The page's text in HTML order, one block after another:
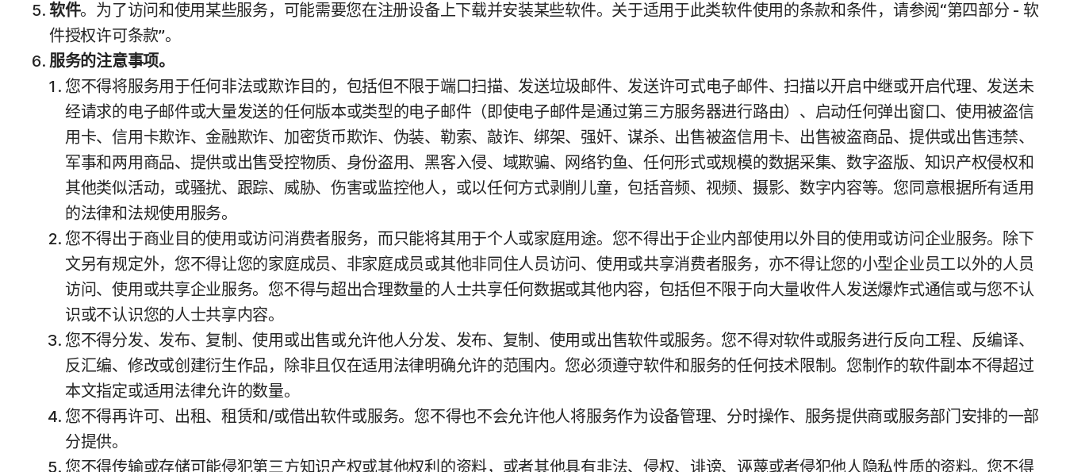
软件。为了访问和使用某些服务，可能需要您在注册设备上下载并安装某些软件。关于适用于此类软件使用的条款和条件，请参阅“第四部分 - 软
件授权许可条款”。
服务的注意事项。
您不得将服务用于任何非法或欺诈目的，包括但不限于端口扫描、发送垃圾邮件、发送许可式电子邮件、扫描以开启中继或开启代理、发送未
经请求的电子邮件或大量发送的任何版本或类型的电子邮件（即使电子邮件是通过第三方服务器进行路由）、启动任何弹出窗口、使用被盗信
用卡、信用卡欺诈、金融欺诈、加密货币欺诈、伪装、勒索、敲诈、绑架、强奸、谋杀、出售被盗信用卡、出售被盗商品、提供或出售违禁、
军事和两用商品、提供或出售受控物质、身份盗用、黑客入侵、域欺骗、网络钓鱼、任何形式或规模的数据采集、数字盗版、知识产权侵权和
其他类似活动，或骚扰、跟踪、威胁、伤害或监控他人，或以任何方式剥削儿童，包括音频、视频、摄影、数字内容等。您同意根据所有适用
的法律和法规使用服务。
您不得出于商业目的使用或访问消费者服务，而只能将其用于个人或家庭用途。您不得出于企业内部使用以外目的使用或访问企业服务。除下
文另有规定外，您不得让您的家庭成员、非家庭成员或其他非同住人员访问、使用或共享消费者服务，亦不得让您的小型企业员工以外的人员
访问、使用或共享企业服务。您不得与超出合理数量的人士共享任何数据或其他内容，包括但不限于向大量收件人发送爆炸式通信或与您不认
识或不认识您的人士共享内容。
您不得分发、发布、复制、使用或出售或允许他人分发、发布、复制、使用或出售软件或服务。您不得对软件或服务进行反向工程、反编译、
反汇编、修改或创建衍生作品，除非且仅在适用法律明确允许的范围内。您必须遵守软件和服务的任何技术限制。您制作的软件副本不得超过
本文指定或适用法律允许的数量。
您不得再许可、出租、租赁和/或借出软件或服务。您不得也不会允许他人将服务作为设备管理、分时操作、服务提供商或服务部门安排的一部
分提供。
您不得传输或存储可能侵犯第三方知识产权或其他权利的资料，或者其他具有非法、侵权、诽谤、诬蔑或者侵犯他人隐私性质的资料。您不得